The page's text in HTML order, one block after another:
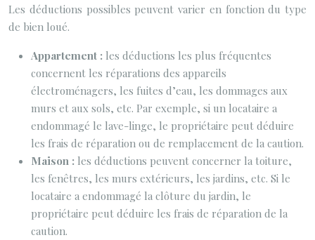
Les déductions possibles peuvent varier en fonction du type
de bien loué.
Appartement : les déductions les plus fréquentes
concernent les réparations des appareils
électroménagers, les fuites d’eau, les dommages aux
murs et aux sols, etc. Par exemple, si un locataire a
endommagé le lave-linge, le propriétaire peut déduire
les frais de réparation ou de remplacement de la caution.
Maison : les déductions peuvent concerner la toiture,
les fenêtres, les murs extérieurs, les jardins, etc. Si le
locataire a endommagé la clôture du jardin, le
propriétaire peut déduire les frais de réparation de la
caution.